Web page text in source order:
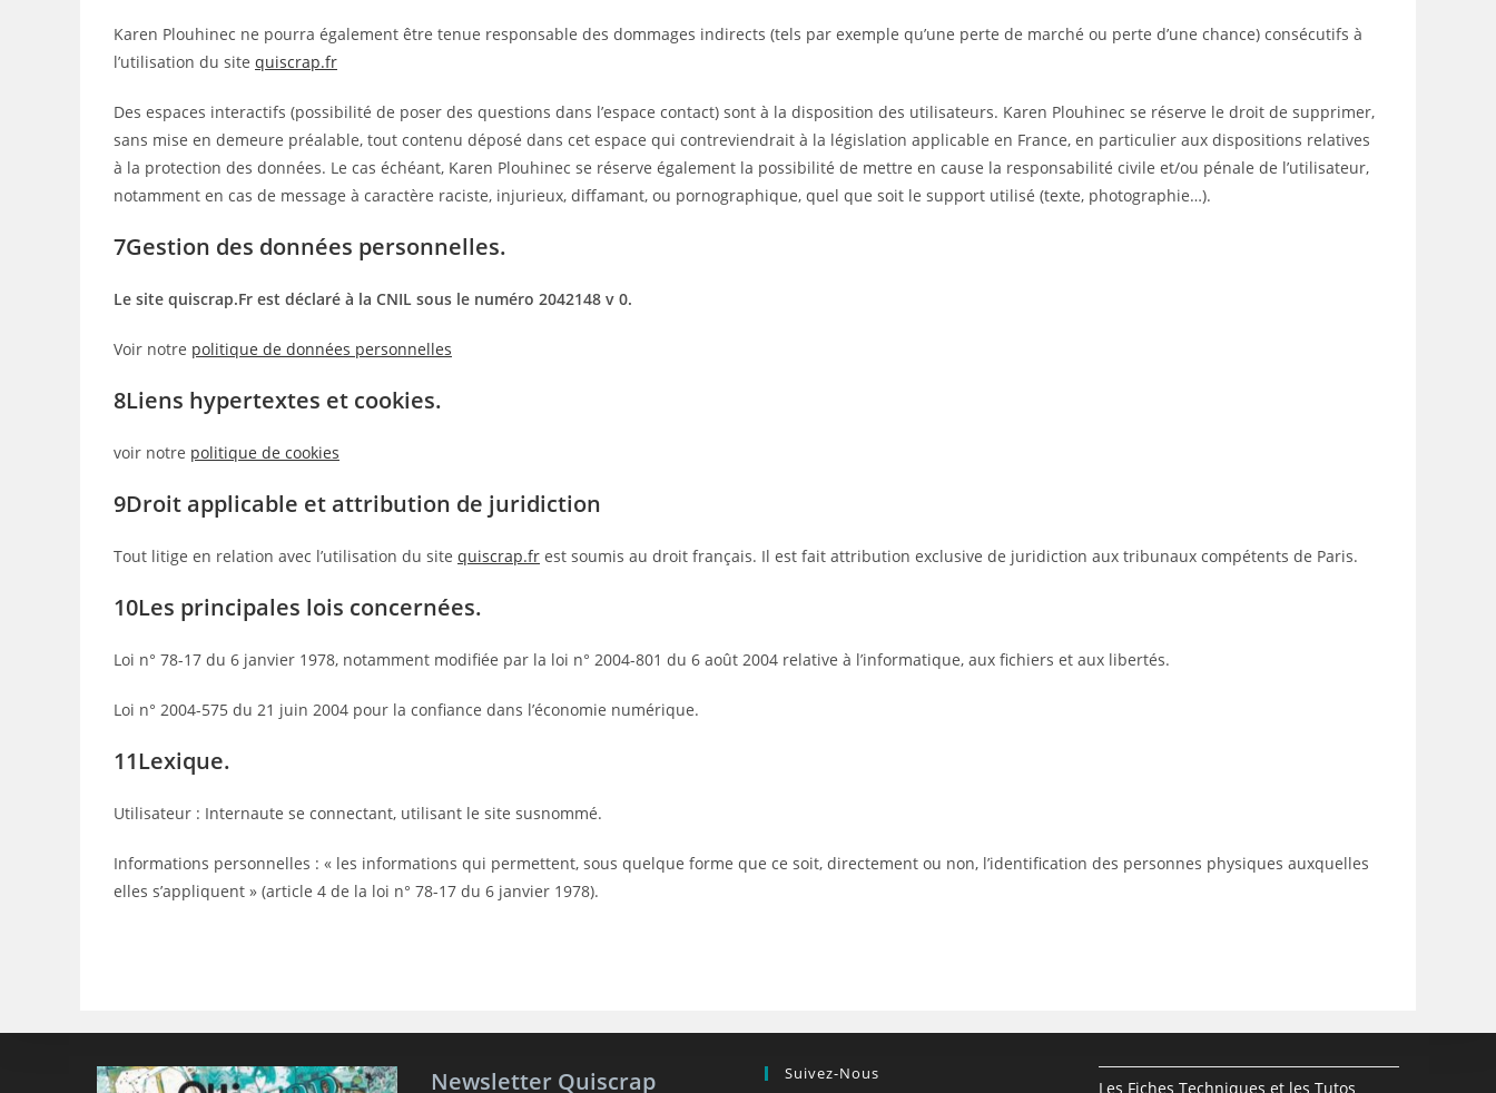
Karen Plouhinec ne pourra également être tenue responsable des dommages indirects (tels par exemple qu’une perte de marché ou perte d’une chance) consécutifs à
l’utilisation du site quiscrap.fr
Des espaces interactifs (possibilité de poser des questions dans l’espace contact) sont à la disposition des utilisateurs. Karen Plouhinec se réserve le droit de supprimer,
sans mise en demeure préalable, tout contenu déposé dans cet espace qui contreviendrait à la législation applicable en France, en particulier aux dispositions relatives
à la protection des données. Le cas échéant, Karen Plouhinec se réserve également la possibilité de mettre en cause la responsabilité civile et/ou pénale de l’utilisateur,
notamment en cas de message à caractère raciste, injurieux, diffamant, ou pornographique, quel que soit le support utilisé (texte, photographie…).
7Gestion des données personnelles.
Le site quiscrap.Fr est déclaré à la CNIL sous le numéro 2042148 v 0.
Voir notre politique de données personnelles
8Liens hypertextes et cookies.
voir notre politique de cookies
9Droit applicable et attribution de juridiction
Tout litige en relation avec l’utilisation du site quiscrap.fr est soumis au droit français. Il est fait attribution exclusive de juridiction aux tribunaux compétents de Paris.
10Les principales lois concernées.
Loi n° 78-17 du 6 janvier 1978, notamment modifiée par la loi n° 2004-801 du 6 août 2004 relative à l’informatique, aux fichiers et aux libertés.
Loi n° 2004-575 du 21 juin 2004 pour la confiance dans l’économie numérique.
11Lexique.
Utilisateur : Internaute se connectant, utilisant le site susnommé.
Informations personnelles : « les informations qui permettent, sous quelque forme que ce soit, directement ou non, l’identification des personnes physiques auxquelles
elles s’appliquent » (article 4 de la loi n° 78-17 du 6 janvier 1978).
Newsletter Quiscrap Suivez-Nous
Les Fiches Techniques et les Tutos